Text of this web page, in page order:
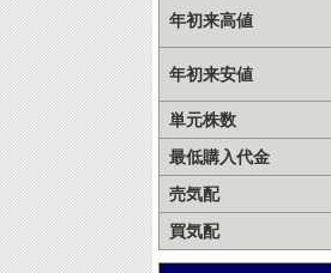
年初来高値
年初来安値
単元株数
最低購入代金
売気配
買気配